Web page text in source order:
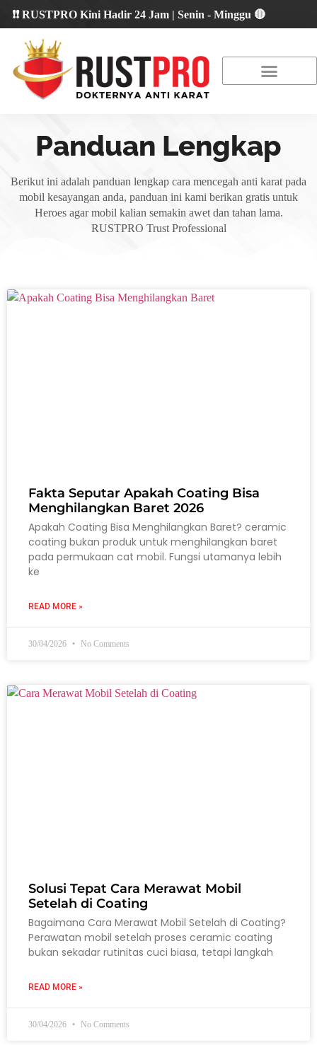
RUSTPRO Kini Hadir 24 Jam | Senin - Minggu 🔴
Panduan Lengkap
Berikut ini adalah panduan lengkap cara mencegah anti karat pada
mobil kesayangan anda, panduan ini kami berikan gratis untuk
Heroes agar mobil kalian semakin awet dan tahan lama.
RUSTPRO Trust Professional
Fakta Seputar Apakah Coating Bisa
Menghilangkan Baret 2026
Apakah Coating Bisa Menghilangkan Baret? ceramic
coating bukan produk untuk menghilangkan baret
pada permukaan cat mobil. Fungsi utamanya lebih
ke
READ MORE »
30/04/2026 No Comments
Solusi Tepat Cara Merawat Mobil
Setelah di Coating
Bagaimana Cara Merawat Mobil Setelah di Coating?
Perawatan mobil setelah proses ceramic coating
bukan sekadar rutinitas cuci biasa, tetapi langkah
READ MORE »
30/04/2026 No Comments